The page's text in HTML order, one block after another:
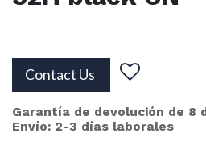
Contact Us
Garantía de devolución de 8
Envío: 2-3 días laborales